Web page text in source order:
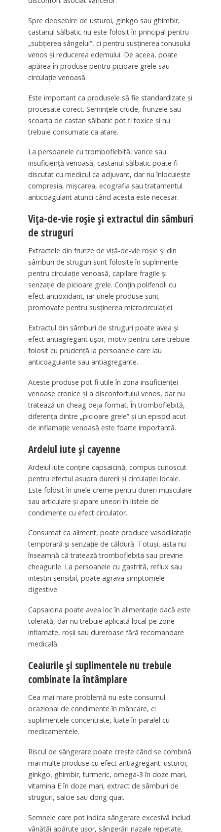
Spre deosebire de usturoi, ginkgo sau ghimbir,
castanul sălbatic nu este folosit în principal pentru
„subțierea sângelui”, ci pentru susținerea tonusului
venos și reducerea edemului. De aceea, poate
apărea în produse pentru picioare grele sau
circulație venoasă.
Este important ca produsele să fie standardizate și
procesate corect. Semințele crude, frunzele sau
scoarța de castan sălbatic pot fi toxice și nu
trebuie consumate ca atare.
La persoanele cu tromboflebită, varice sau
insuficiență venoasă, castanul sălbatic poate fi
discutat cu medicul ca adjuvant, dar nu înlocuiește
compresia, mișcarea, ecografia sau tratamentul
anticoagulant atunci când acesta este necesar.
Vița-de-vie roșie și extractul din sâmburi
de struguri
Extractele din frunze de viță-de-vie roșie și din
sâmburi de struguri sunt folosite în suplimente
pentru circulație venoasă, capilare fragile și
senzație de picioare grele. Conțin polifenoli cu
efect antioxidant, iar unele produse sunt
promovate pentru susținerea microcirculației.
Extractul din sâmburi de struguri poate avea și
efect antiagregant ușor, motiv pentru care trebuie
folosit cu prudență la persoanele care iau
anticoagulante sau antiagregante.
Aceste produse pot fi utile în zona insuficienței
venoase cronice și a disconfortului venos, dar nu
tratează un cheag deja format. În tromboflebită,
diferența dintre „picioare grele” și un episod acut
de inflamație venoasă este foarte importantă.
Ardeiul iute și cayenne
Ardeiul iute conține capsaicină, compus cunoscut
pentru efectul asupra durerii și circulației locale.
Este folosit în unele creme pentru dureri musculare
sau articulare și apare uneori în listele de
condimente cu efect circulator.
Consumat ca aliment, poate produce vasodilatație
temporară și senzație de căldură. Totuși, asta nu
înseamnă că tratează tromboflebita sau previne
cheagurile. La persoanele cu gastrită, reflux sau
intestin sensibil, poate agrava simptomele
digestive.
Capsaicina poate avea loc în alimentație dacă este
tolerată, dar nu trebuie aplicată local pe zone
inflamate, roșii sau dureroase fără recomandare
medicală.
Ceaiurile și suplimentele nu trebuie
combinate la întâmplare
Cea mai mare problemă nu este consumul
ocazional de condimente în mâncare, ci
suplimentele concentrate, luate în paralel cu
medicamentele.
Riscul de sângerare poate crește când se combină
mai multe produse cu efect antiagregant: usturoi,
ginkgo, ghimbir, turmeric, omega-3 în doze mari,
vitamina E în doze mari, extract de sâmburi de
struguri, salcie sau dong quai.
Semnele care pot indica sângerare excesivă includ
vânătăi apărute ușor, sângerări nazale repetate,